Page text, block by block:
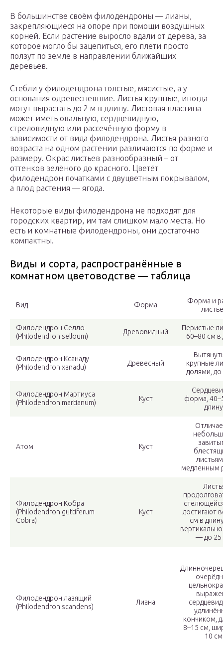
В большинстве своём филодендроны — лианы,
закрепляющиеся на опоре при помощи воздушных
корней. Если растение выросло вдали от дерева, за
которое могло бы зацепиться, его плети просто
ползут по земле в направлении ближайших
деревьев.
Стебли у филодендрона толстые, мясистые, а у
основания одревесневшие. Листья крупные, иногда
могут вырастать до 2 м в длину. Листовая пластина
может иметь овальную, сердцевидную,
стреловидную или рассечённую форму в
зависимости от вида филодендрона. Листья разного
возраста на одном растении различаются по форме и
размеру. Окрас листьев разнообразный – от
оттенков зелёного до красного. Цветёт
филодендрон початками с двуцветным покрывалом,
а плод растения — ягода.
Некоторые виды филодендрона не подходят для
городских квартир, им там слишком мало места. Но
есть и комнатные филодендроны, они достаточно
компактны.
Виды и сорта, распространённые в
комнатном цветоводстве — таблица
Вид Форма
Форма и
Филодендрон Селло
(Philodendron selloum)
Древовидный
Перистые
60–80 см в
Филодендрон Ксанаду
(Philodendron xanadu)
Древесный
крупные
долями, до
Филодендрон Мартиуса
(Philodendron martianum)
Куст
форма,
Атом Куст
медленным
Филодендрон Кобра
(Philodendron guttiferum
Cobra)
Куст
достигают
см в
— до 25
Филодендрон лазящий
(Philodendron scandens)
Лиана
кончиком,
8–15 см,
10